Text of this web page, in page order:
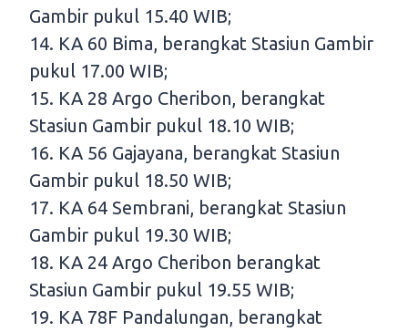
Gambir pukul 15.40 WIB;
14. KA 60 Bima, berangkat Stasiun Gambir
pukul 17.00 WIB;
15. KA 28 Argo Cheribon, berangkat
Stasiun Gambir pukul 18.10 WIB;
16. KA 56 Gajayana, berangkat Stasiun
Gambir pukul 18.50 WIB;
17. KA 64 Sembrani, berangkat Stasiun
Gambir pukul 19.30 WIB;
18. KA 24 Argo Cheribon berangkat
Stasiun Gambir pukul 19.55 WIB;
19. KA 78F Pandalungan, berangkat